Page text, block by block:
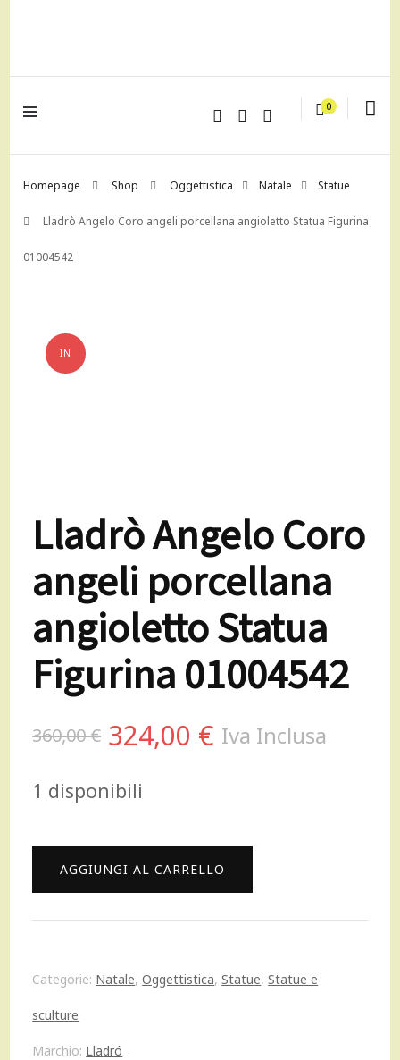
0
Homepage Shop Oggettistica Natale Statue
Lladrò Angelo Coro angeli porcellana angioletto Statua Figurina
01004542
IN
Lladrò Angelo Coro
angeli porcellana
angioletto Statua
Figurina 01004542
360,00€ Il
era:
360,00 €.
324,00 € Il
è:
324,00 €.
Iva Inclusa
1 disponibili
Lladrò
Angelo
Coro
porcellana
AGGIUNGI AL CARRELLO
Categorie: Natale,Oggettistica,Statue,Statue e
sculture
Marchio: Lladró